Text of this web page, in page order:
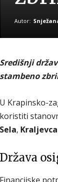
Autor:
Središnji
stambeno
U Krapinsko-
koristiti
Sela,
Država